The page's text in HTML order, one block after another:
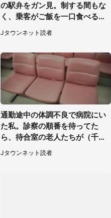
の駅弁をガン見。制する間もな
く、乗客がご飯を一口食べると
（茨城県・50代女性）
Jタウンネット読者
通勤途中の体調不良で病院にい
た私。診察の順番を待ってた
ら、待合室の老人たちが（千葉
県・50代男性）
Jタウンネット読者